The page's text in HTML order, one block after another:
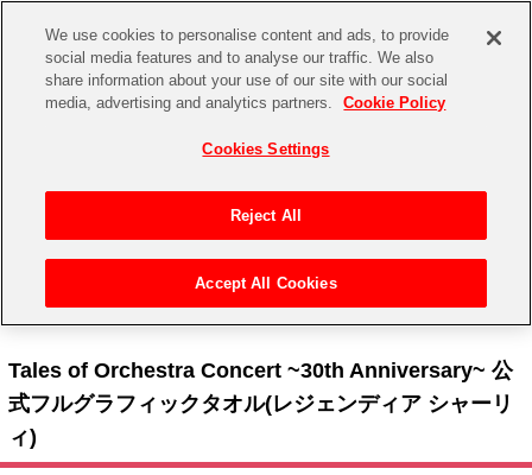
CHANNEL STORE EVENT
ゲーム 電子書籍
CD / Blu-ray
アイドルマスターシリーズ
アイドルマスター
アイドルマスター SideM
アイドルマスター シャイニーカラーズ
イベントグッズ
トイ・ホビー
> Tales of Orchestra Concert ~30th Anniversary~ 公式フル
Tales of Orchestra Concert ~30th Anniversary~ 公
式フルグラフィックタオル(レジェンディア シャーリ
ィ)
We use cookies to personalise content and ads, to provide
social media features and to analyse our traffic. We also
share information about your use of our site with our social
media, advertising and analytics partners.
Cookie Policy
Cookies Settings
Reject All
Accept All Cookies